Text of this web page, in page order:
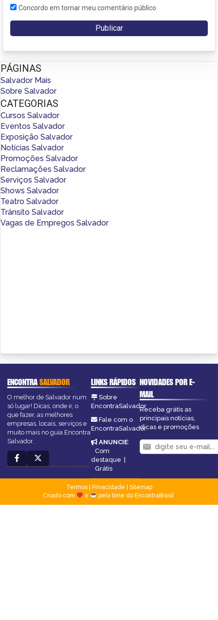
Concordo em tornar meu comentário público
PÁGINAS
Salvador Mais
Sobre Salvador
CATEGORIAS
Cursos Salvador
Eventos Salvador
Exposição Salvador
Notícias Salvador
Promoções Salvador
Reclamações Salvador
Serviços Salvador
Shows Salvador
Teatro Salvador
Trânsito Salvador
Vagas de Empregos Salvador
ENCONTRASALVADOR
O melhor de Salvador num
só lugar! Dicas, onde ir, o
que fazer, as melhores
empresas, locais, serviços e
muito mais no guia Encontra
Salvador.
LINKS RÁPIDOS
Sobre
EncontraSalvador
Fale com o
EncontraSalvador
ANUNCIE:
Com
destaque
Grátis
NOVIDADES POR E-
MAIL
Receba grátis as
principais notícias,
dicas e promoções
Termos| Privacidade
Sitemap
Criado com
e pelo time do EncontraBrasil